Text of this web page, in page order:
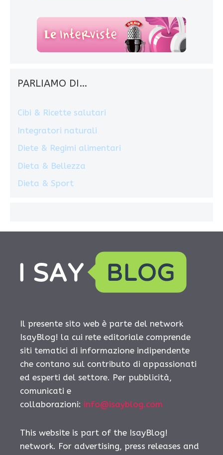
PARLIAMO DI…
Cibi & Ricette salutari
Integratori naturali
Diete & Regimi alimentari
Dieta & Bellezza
Dieta & Sport
Il presente sito web è parte del network
IsayBlog! la cui rete editoriale comprende
siti tematici di informazione indipendente
che contano sul contributo di appassionati
ed esperti del settore. Per pubblicità,
comunicati e
collaborazioni: info@isayblog.com
This website is part of the IsayBlog!
network. For advertising, press releases and